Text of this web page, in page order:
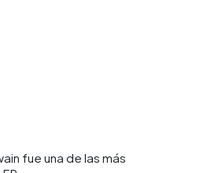
fue una de las más